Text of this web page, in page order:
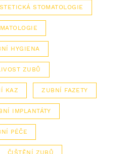
STOMATOLOGIE
HYGIENA
ZUBŮ
KAZ ZUBNÍ FAZETY
IMPLANTÁTY
PÉČE
ČIŠTĚNÍ ZUBŮ